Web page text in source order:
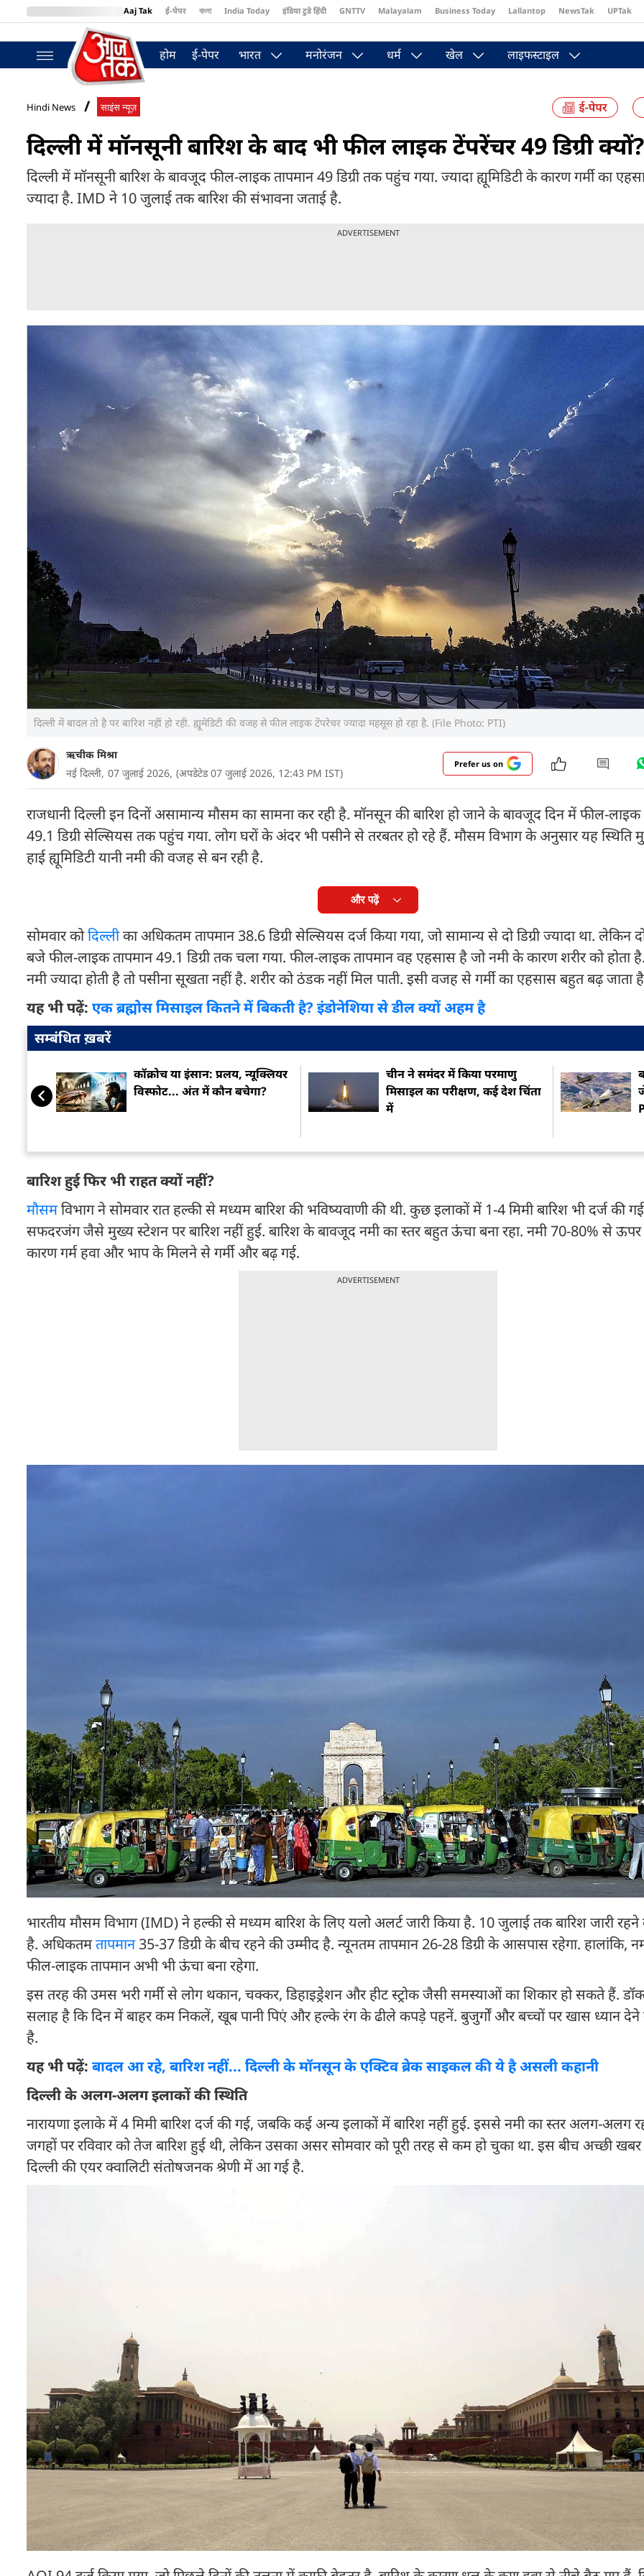
Aaj Tak ई-पेपर বাংলা India Today इंडिया टुडे हिंदी GNTTV Malayalam Business Today Lallantop NewsTak UPTak
BT Bazaar
होम ई-पेपर भारत मनोरंजन धर्म खेल लाइफस्टाइल
Hindi News साइंस न्यूज़
दिल्ली में मॉनसूनी बारिश के बाद भी फील लाइक टेंपरेंचर 49 डिग्री क्यों?
दिल्ली में मॉनसूनी बारिश के बावजूद फील-लाइक तापमान 49 डिग्री तक पहुंच गया. ज्यादा ह्यूमिडिटी के कारण गर्मी का
ज्यादा है. IMD ने 10 जुलाई तक बारिश की संभावना जताई है.
ADVERTISEMENT
दिल्ली में बादल तो है पर बारिश नहीं हो रही. ह्यूमेडिटी की वजह से फील लाइक टेंपरेचर ज्यादा महसूस हो रहा है. (File Photo: PTI)
ऋचीक मिश्रा
नई दिल्ली, 07 जुलाई 2026, (अपडेटेड 07 जुलाई 2026, 12:43 PM IST)
Prefer us on
राजधानी दिल्ली इन दिनों असामान्य मौसम का सामना कर रही है. मॉनसून की बारिश हो जाने के बावजूद दिन में फील-लाइक
49.1 डिग्री सेल्सियस तक पहुंच गया. लोग घरों के अंदर भी पसीने से तरबतर हो रहे हैं. मौसम विभाग के अनुसार यह
हाई ह्यूमिडिटी यानी नमी की वजह से बन रही है.
और पढ़ें
सोमवार कोदिल्लीका अधिकतम तापमान 38.6 डिग्री सेल्सियस दर्ज किया गया, जो सामान्य से दो डिग्री ज्यादा था. लेकिन
बजे फील-लाइक तापमान 49.1 डिग्री तक चला गया. फील-लाइक तापमान वह एहसास है जो नमी के कारण शरीर को होता
नमी ज्यादा होती है तो पसीना सूखता नहीं है. शरीर को ठंडक नहीं मिल पाती. इसी वजह से गर्मी का एहसास बहुत बढ़ जाता
यह भी पढ़ें: एक ब्रह्मोस मिसाइल कितने में बिकती है? इंडोनेशिया से डील क्यों अहम है
सम्बंधित ख़बरें
कॉक्रोच या इंसान: प्रलय, न्यूक्लियर
विस्फोट... अंत में कौन बचेगा?
चीन ने समंदर में किया परमाणु
मिसाइल का परीक्षण, कई देश चिंता
में
बारिश हुई फिर भी राहत क्यों नहीं?
मौसमविभाग ने सोमवार रात हल्की से मध्यम बारिश की भविष्यवाणी की थी. कुछ इलाकों में 1-4 मिमी बारिश भी दर्ज की
सफदरजंग जैसे मुख्य स्टेशन पर बारिश नहीं हुई. बारिश के बावजूद नमी का स्तर बहुत ऊंचा बना रहा. नमी 70-80% से
कारण गर्म हवा और भाप के मिलने से गर्मी और बढ़ गई.
ADVERTISEMENT
भारतीय मौसम विभाग (IMD) ने हल्की से मध्यम बारिश के लिए यलो अलर्ट जारी किया है. 10 जुलाई तक बारिश जारी
है. अधिकतमतापमान35-37 डिग्री के बीच रहने की उम्मीद है. न्यूनतम तापमान 26-28 डिग्री के आसपास रहेगा. हालांकि,
फील-लाइक तापमान अभी भी ऊंचा बना रहेगा.
इस तरह की उमस भरी गर्मी से लोग थकान, चक्कर, डिहाइड्रेशन और हीट स्ट्रोक जैसी समस्याओं का शिकार हो सकते हैं.
सलाह है कि दिन में बाहर कम निकलें, खूब पानी पिएं और हल्के रंग के ढीले कपड़े पहनें. बुजुर्गों और बच्चों पर खास ध्यान
है.
यह भी पढ़ें: बादल आ रहे, बारिश नहीं... दिल्ली के मॉनसून के एक्टिव ब्रेक साइकल की ये है असली कहानी
दिल्ली के अलग-अलग इलाकों की स्थिति
नारायणा इलाके में 4 मिमी बारिश दर्ज की गई, जबकि कई अन्य इलाकों में बारिश नहीं हुई. इससे नमी का स्तर अलग-अलग
जगहों पर रविवार को तेज बारिश हुई थी, लेकिन उसका असर सोमवार को पूरी तरह से कम हो चुका था. इस बीच अच्छी
दिल्ली की एयर क्वालिटी संतोषजनक श्रेणी में आ गई है.